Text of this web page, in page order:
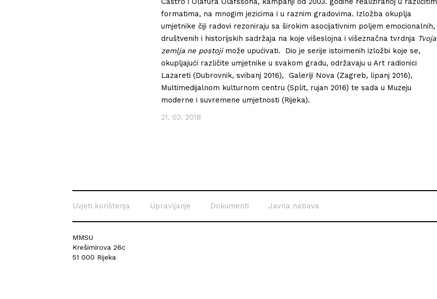
formatima, na mnogim jezicima i u raznim gradovima. Izložba okuplja
umjetnike čiji radovi rezoniraju sa širokim asocijativnim poljem emocionalnih,
društvenih i historijskih sadržaja na koje višeslojna i višeznačna tvrdnja Tvoja
zemlja ne postojimože upućivati. Dio je serije istoimenih izložbi koje se,
okupljajući različite umjetnike u svakom gradu, održavaju u Art radionici
Lazareti (Dubrovnik, svibanj 2016), Galeriji Nova (Zagreb, lipanj 2016),
Multimedijalnom kulturnom centru (Split, rujan 2016) te sada u Muzeju
moderne i suvremene umjetnosti (Rijeka).
21. 03. 2018
Uvjeti korištenja Upravljanje Dokumenti Javna nabava
MMSU
Krešimirova 26c
51 000 Rijeka